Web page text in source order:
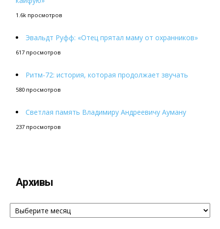
1.6k просмотров
Эвальдт Руфф: «Отец прятал маму от охранников»
617 просмотров
Ритм-72: история, которая продолжает звучать
580 просмотров
Светлая память Владимиру Андреевичу Ауману
237 просмотров
Архивы
Архивы